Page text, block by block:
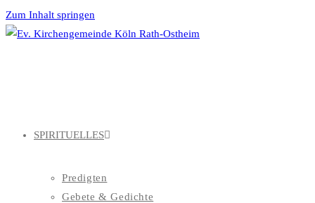
Zum Inhalt springen
SPIRITUELLES
Predigten
Gebete & Gedichte